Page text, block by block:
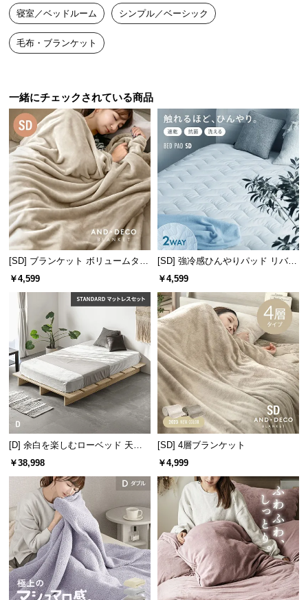
料
に
つ
い
大
型
商
品
の
配
送
に
つ
い
て
中
型
商
品
の
配
送
に
つ
い
て
型
商
品
の
配
送
に
寝室／ベッドルーム シンプル／ベーシック
毛布・ブランケット
一緒にチェックされている商品
[SD] ブランケット ボリュームタイ
プ
￥4,599
[SD] 強冷感ひんやりパッド リバー
シブル プレミアム 速乾 抗菌 洗え
￥4,599
[D] 余白を楽しむローベッド 天然
木調 ステージベッド マットレス付
￥38,998
[SD] 4層ブランケット
￥4,999